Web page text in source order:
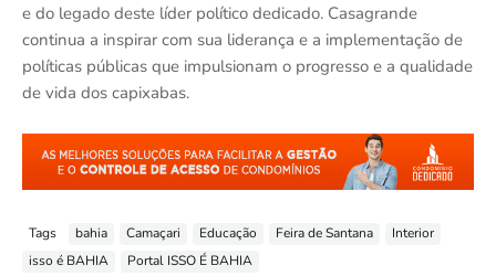
e do legado deste líder político dedicado. Casagrande
continua a inspirar com sua liderança e a implementação de
políticas públicas que impulsionam o progresso e a qualidade
de vida dos capixabas.
Tags bahia Camaçari Educação Feira de Santana
Interior
isso é BAHIA
Portal ISSO É BAHIA